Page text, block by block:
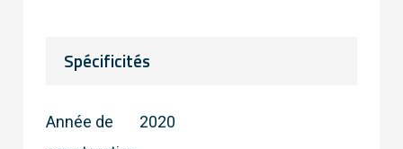
Spécificités
Année de
2020